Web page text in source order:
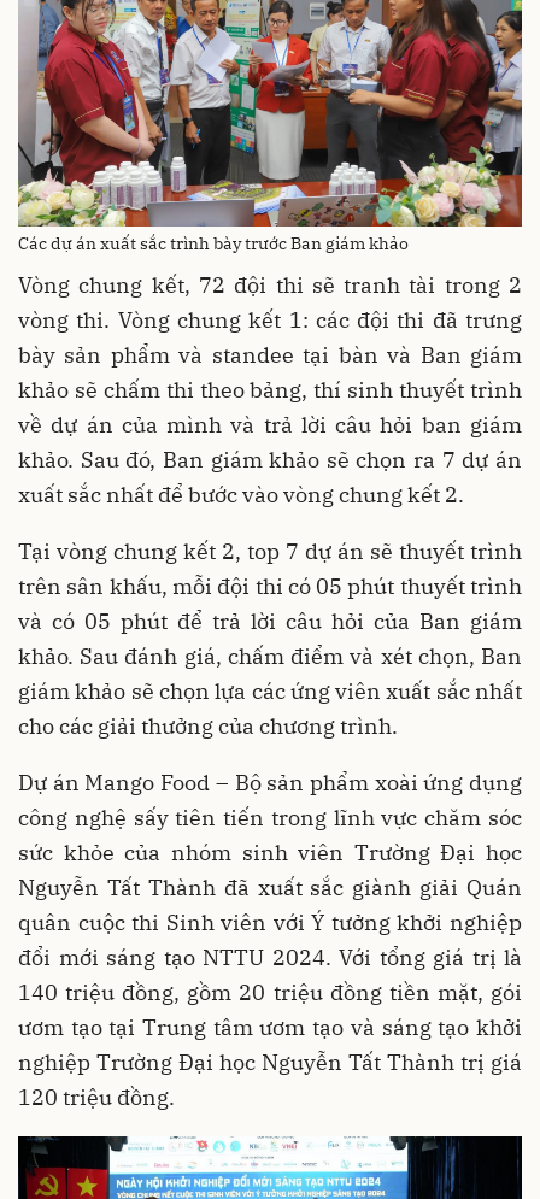
Các dự án xuất sắc trình bày trước Ban giám khảo
Vòng chung kết, 72 đội thi sẽ tranh tài trong 2
vòng thi. Vòng chung kết 1: các đội thi đã trưng
bày sản phẩm và standee tại bàn và Ban giám
khảo sẽ chấm thi theo bảng, thí sinh thuyết trình
về dự án của mình và trả lời câu hỏi ban giám
khảo. Sau đó, Ban giám khảo sẽ chọn ra 7 dự án
xuất sắc nhất để bước vào vòng chung kết 2.
Tại vòng chung kết 2, top 7 dự án sẽ thuyết trình
trên sân khấu, mỗi đội thi có 05 phút thuyết trình
và có 05 phút để trả lời câu hỏi của Ban giám
khảo. Sau đánh giá, chấm điểm và xét chọn, Ban
giám khảo sẽ chọn lựa các ứng viên xuất sắc nhất
cho các giải thưởng của chương trình.
Dự án Mango Food – Bộ sản phẩm xoài ứng dụng
công nghệ sấy tiên tiến trong lĩnh vực chăm sóc
sức khỏe của nhóm sinh viên Trường Đại học
Nguyễn Tất Thành đã xuất sắc giành giải Quán
quân cuộc thi Sinh viên với Ý tưởng khởi nghiệp
đổi mới sáng tạo NTTU 2024. Với tổng giá trị là
140 triệu đồng, gồm 20 triệu đồng tiền mặt, gói
ươm tạo tại Trung tâm ươm tạo và sáng tạo khởi
nghiệp Trường Đại học Nguyễn Tất Thành trị giá
120 triệu đồng.